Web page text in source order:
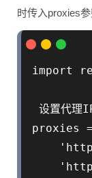
时传入proxies参
import
设置代理
proxies